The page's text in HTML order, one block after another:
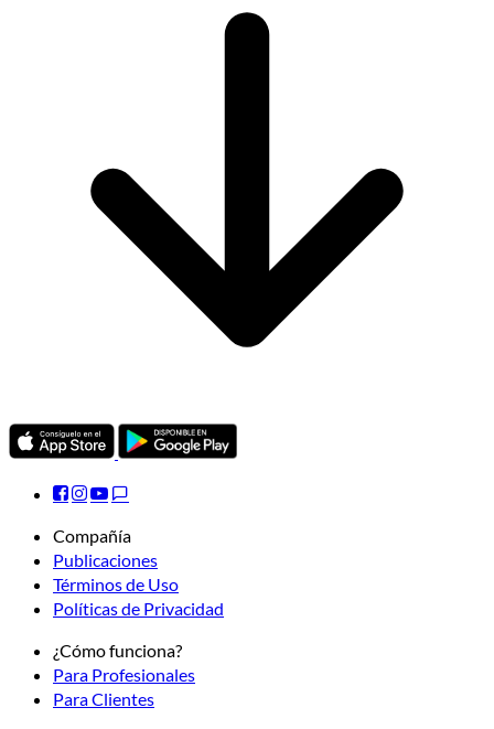
Compañía
Publicaciones
Términos de Uso
Políticas de Privacidad
¿Cómo funciona?
Para Profesionales
Para Clientes